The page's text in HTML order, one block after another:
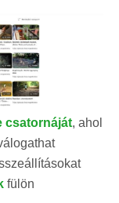
csatornáját, ahol
fülön